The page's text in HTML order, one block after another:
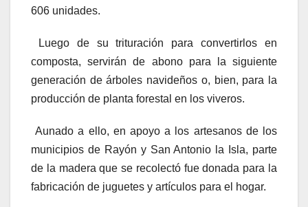
606 unidades.
Luego de su trituración para convertirlos en
composta, servirán de abono para la siguiente
generación de árboles navideños o, bien, para la
producción de planta forestal en los viveros.
Aunado a ello, en apoyo a los artesanos de los
municipios de Rayón y San Antonio la Isla, parte
de la madera que se recolectó fue donada para la
fabricación de juguetes y artículos para el hogar.